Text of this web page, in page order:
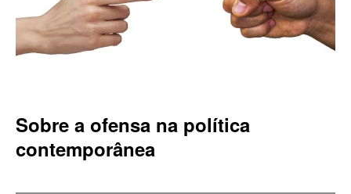
Sobre a ofensa na política
contemporânea